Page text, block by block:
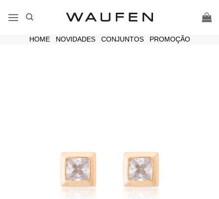
HOME| NOVIDADES| CONJUNTOS| PROMOÇÃO